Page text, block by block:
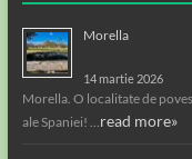
Morella
14 martie 2026
Morella. O localitate de
ale Spaniei! …read more»